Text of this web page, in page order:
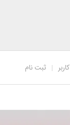
ثبت نام |